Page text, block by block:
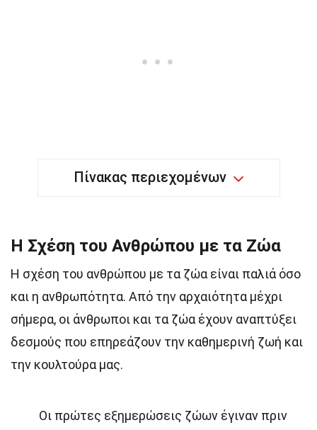
Πίνακας περιεχομένων
Η Σχέση του Ανθρώπου με τα Ζώα
Η σχέση του ανθρώπου με τα ζώα είναι παλιά όσο
και η ανθρωπότητα. Από την αρχαιότητα μέχρι
σήμερα, οι άνθρωποι και τα ζώα έχουν αναπτύξει
δεσμούς που επηρεάζουν την καθημερινή ζωή και
την κουλτούρα μας.
Οι πρώτες εξημερώσεις ζώων έγιναν πριν